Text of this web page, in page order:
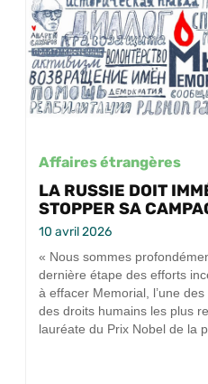
Affaires étrangères
LA RUSSIE DOIT
STOPPER SA
10 avril 2026
« Nous sommes
dernière étape des efforts
à effacer Memorial, l’une
des droits humains les plus
lauréate du Prix Nobel de la